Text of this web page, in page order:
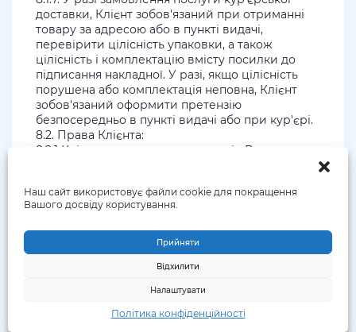
Наш сайт використовує файли cookie для покращення
Вашого досвіду користування.
Прийняти
Відхилити
Налаштувати
Політика конфіденційності
доставки, Клієнт зобов'язаний при отриманні
товару за адресою або в пункті видачі,
перевірити цілісність упаковки, а також
цілісність і комплектацію вмісту посилки до
підписання накладної. У разі, якщо цілісність
порушена або комплектація неповна, Клієнт
зобов'язаний оформити претензію
безпосередньо в пункті видачі або при кур'єрі.
8.2. Права Клієнта:
8.2.1 Клієнт має право вимагати від Виконавця
8.3. Обов'язки Виконавця:
8.3.1. Виконавець зобов'язаний виконувати
Клієнту, за умови, що запит Клієнта не
суперечить правилам, вимогам та обмеженням,
передбаченим цією Угодою та чинним
законодавством країни перебування товару та
8.4. Права Виконавця: